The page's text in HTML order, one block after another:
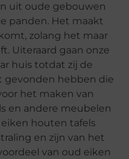
uit oude gebouwen
panden. Het maakt
zolang het maar
Uiteraard gaan onze
huis totdat zij de
gevonden hebben die
het maken van
en andere meubelen
houten tafels
en zijn van het
van oud eiken